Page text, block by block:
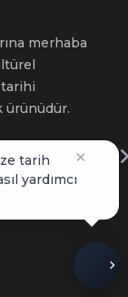
merhaba
ürünüdür.
54
×
tarih
yardımcı